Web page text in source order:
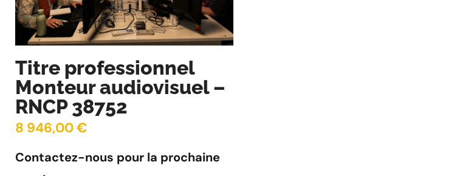
Titre professionnel
Monteur audiovisuel –
RNCP 38752
8 946,00 €
Contactez-nous pour la prochaine